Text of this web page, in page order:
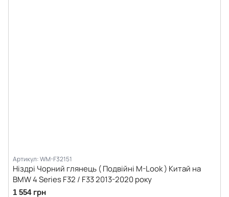
Артикул: WM-F32151
Ніздрі Чорний глянець ( Подвійні M-Look ) Китай на
BMW 4 Series F32 / F33 2013-2020 року
1 554 грн